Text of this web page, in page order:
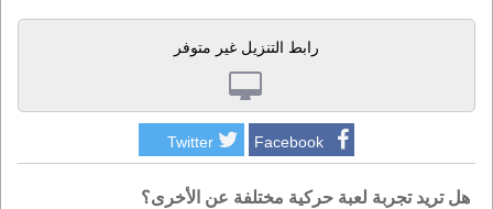
رابط التنزيل غير متوفر
Facebook
Twitter
هل تريد تجربة لعبة حركية مختلفة عن الأخرى؟